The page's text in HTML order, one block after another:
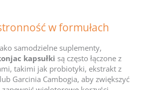
w formułach
samodzielne suplementy,
kapsułki są często łączone z
takimi jak probiotyki, ekstrakt z
Garcinia Cambogia, aby zwiększyć